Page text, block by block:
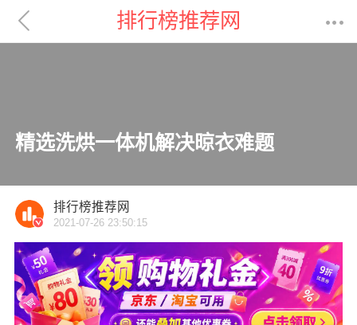
 排行榜推荐网 
精选洗烘一体机解决晾衣难题

排行榜推荐网
2021-07-26 23:50:15